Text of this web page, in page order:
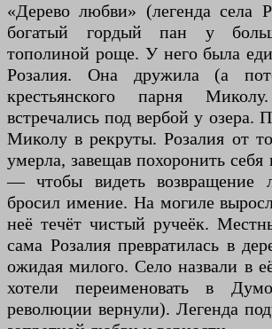
«Дерево любви» (легенда села
богатый гордый пан у
тополиной роще. У него была
Розалия. Она дружила (а
крестьянского парня
встречались под вербой у озера.
Миколу в рекруты. Розалия от
умерла, завещав похоронить себя
— чтобы видеть возвращение
бросил имение. На могиле
неё течёт чистый ручеёк.
сама Розалия превратилась в
ожидая милого. Село назвали в
хотели переименовать в
революции вернули). Легенда